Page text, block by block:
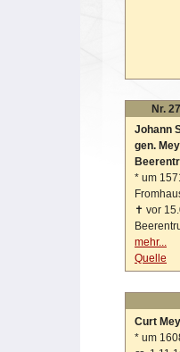
Nr.
Johann
gen.
* um
✝ vor
mehr...
Quelle
Curt
* um